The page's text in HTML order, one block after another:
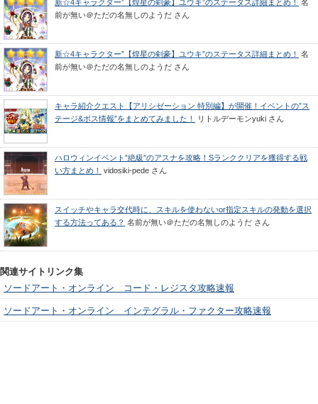
新☆4キャラクター”【煌星の剣豪】ユウキ”のステータス詳細まとめ！
名
前が無い＠ただの名無しのようだ さん
新☆4キャラクター”【煌星の剣豪】ユウキ”のステータス詳細まとめ！
名
前が無い＠ただの名無しのようだ さん
キャラ紹介クエスト【アリシゼーション 特別編】が開催！イベントの”ス
テージ&ボス情報”をまとめてみました！
リトルデーモンyuki さん
ハロウィンイベント”絶級”のアスナを攻略！Sランククリアを獲得する戦
い方まとめ！
vidosiki-pede さん
スイッチやキャラ交代時に、スキルを使わないor指定スキルの発動を選択
する方法ってある？ 名前が無い＠ただの名無しのようだ さん
関連サイトリンク集
ソードアート・オンライン コード・レジスタ攻略速報
ソードアート・オンライン インテグラル・ファクター攻略速報